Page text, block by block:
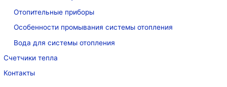
Отопительные приборы
Особенности промывания системы отопления
Вода для системы отопления
Счетчики тепла
Контакты